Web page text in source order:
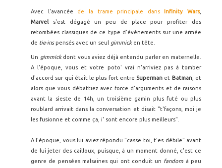
Avec l'avancée de la trame principale dans Infinity Wars,
Marvel s'est dégagé un peu de place pour profiter des
retombées classiques de ce type d'événements sur une armée
de tie-inspensés avec un seul gimmicken tête.
Un gimmickdont vous aviez déjà entendu parler en maternelle.
A l'époque, vous et votre poto' vrai n'arriviez pas à tomber
d'accord sur qui était le plus fort entre Superman et Batman, et
alors que vous débattiez avec force d'arguments et de raisons
avant la sieste de 14h, un troisième gamin plus futé ou plus
roublard arrivait dans la conversation et disait "t'façons, moi je
les fusionne et comme ça, i' sont encore plus meilleurs".
A l'époque, vous lui aviez répondu "casse toi, t'es débile" avant
de lui jeter des cailloux, puisque, à un moment donné, c'est ce
genre de pensées malsaines qui ont conduit un fandom à peu